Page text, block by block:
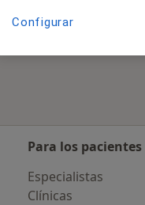
Para los pacientes
Especialistas
Clínicas
Configurar